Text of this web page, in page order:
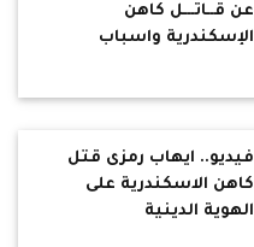
عن قــاتـــل كاهن
الإسكندرية واسباب
فيديو.. ايهاب رمزى قتل
كاهن الاسكندرية على
الهوية الدينية